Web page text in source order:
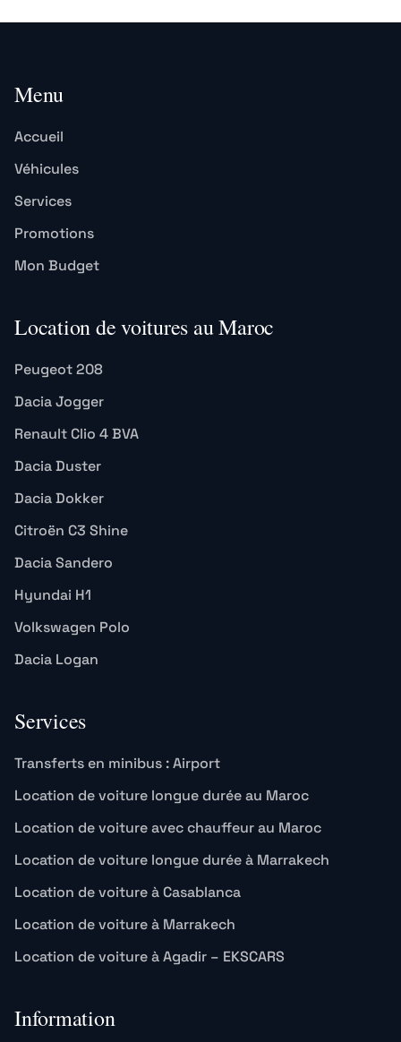
Menu
Accueil
Véhicules
Services
Promotions
Mon Budget
Location de voitures au Maroc
Peugeot 208
Dacia Jogger
Renault Clio 4 BVA
Dacia Duster
Dacia Dokker
Citroën C3 Shine
Dacia Sandero
Hyundai H1
Volkswagen Polo
Dacia Logan
Services
Transferts en minibus : Airport
Location de voiture longue durée au Maroc
Location de voiture avec chauffeur au Maroc
Location de voiture longue durée à Marrakech
Location de voiture à Casablanca
Location de voiture à Marrakech
Location de voiture à Agadir – EKSCARS
Information